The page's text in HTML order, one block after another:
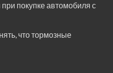
покупке автомобиля с
что тормозные